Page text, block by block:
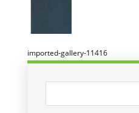
imported-gallery-11416